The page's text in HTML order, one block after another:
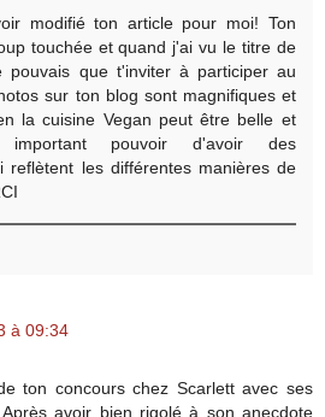
modifié ton article pour moi! Ton
touchée et quand j'ai vu le titre de
pouvais que t'inviter à participer au
sur ton blog sont magnifiques et
la cuisine Vegan peut être belle et
important pouvoir d'avoir des
reflètent les différentes manières de
à 09:34
ton concours chez Scarlett avec ses
avoir bien rigolé à son anecdote